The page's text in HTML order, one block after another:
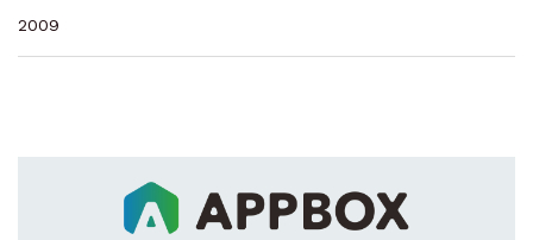
2009